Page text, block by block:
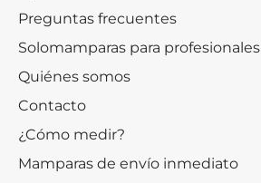
Preguntas frecuentes
Solomamparas para profesionales
Quiénes somos
Contacto
¿Cómo medir?
Mamparas de envío inmediato